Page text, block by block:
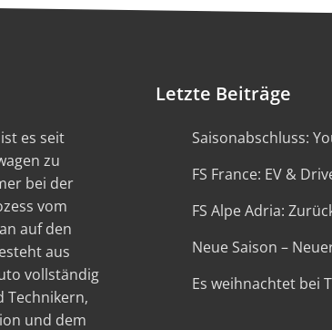
es seit
zu
bei der
vom
auf den
aus
vollständig
Technikern,
und dem
Letzte Beiträge
Saisonabschluss:
FS France: EV &
FS Alpe Adria:
Neue Saison –
Es weihnachtet bei